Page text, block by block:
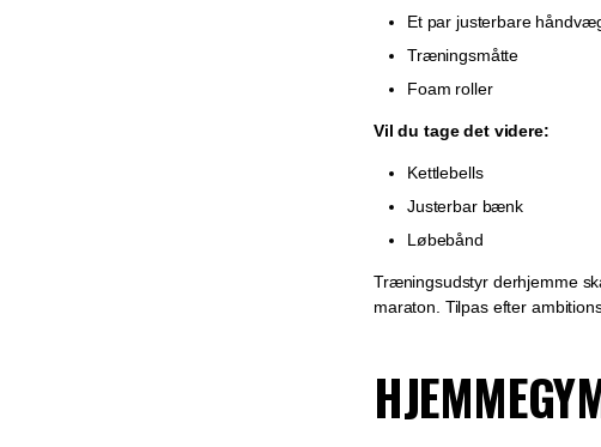
Et par justerbare
Træningsmåtte
Foam roller
Vil du tage det videre:
Kettlebells
Justerbar bænk
Løbebånd
Træningsudstyr derhjemme
maraton. Tilpas efter